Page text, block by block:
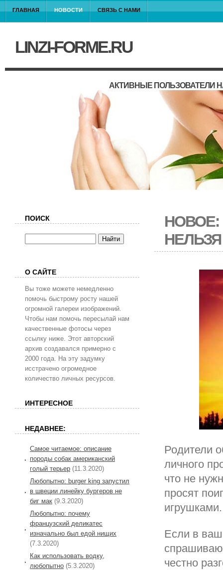
ГЛАВНАЯ НОВОСТИ СВЯЗЬ С НАМИ
LINZI-FORME.RU
АКТИВНЫЕ ПОЛЬЗОВАТЕЛИ
НОВОЕ:
Родители
личного
что не
просят
игрушками.
Если в
честно
ПОИСК
О САЙТЕ
Вы тоже можете немедленно
помочь быстрому росту нашей
огромной галереи изображений.
Чтобы нам помочь пересылай нам
качественные фотосы через
ссылку ниже. Этот авторский
архив создавался примерно с
2000 года. На эту задумку
исстрачено огромедное
количество личных ресурсов.
ИНТЕРЕСНОЕ
НЕДАВНЕЕ:
Самое читаемое: описание
породы собак американский
голый терьер (11.3.2020)
Любопытно: burger king запустил
в швеции линейку бургеров не
биг мак (9.3.2020)
Любопытно: почему
французский деликатес
изначально был едой нищих
(7.3.2020)
Как использовать водку,
любопытно (5.3.2020)